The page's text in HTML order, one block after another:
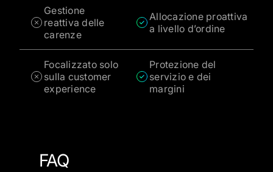
Gestione
reattiva delle
carenze
Focalizzato solo
sulla customer
experience
Allocazione proattiva
a livello d’ordine
Protezione del
servizio e dei
margini
FAQ